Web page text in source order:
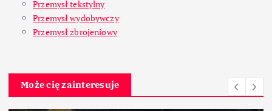
Przemysł tekstylny
Przemysł wydobywczy
Przemysł zbrojeniowy
Może cię zainteresuje